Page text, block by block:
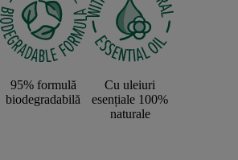
95% formulă
biodegradabilă
Cu uleiuri
esențiale 100%
naturale